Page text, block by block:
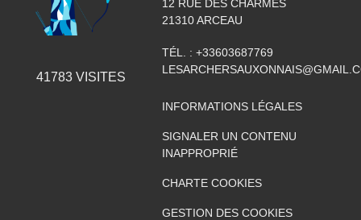
41783VISITES
12 RUE DES CHARMES
21310 ARCEAU
TÉL. : +33603687769
INFORMATIONS LÉGALES
SIGNALER UN CONTENU
INAPPROPRIÉ
CHARTE COOKIES
GESTION DES COOKIES